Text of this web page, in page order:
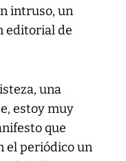
intruso, un
editorial de
una
estoy muy
que
el periódico un